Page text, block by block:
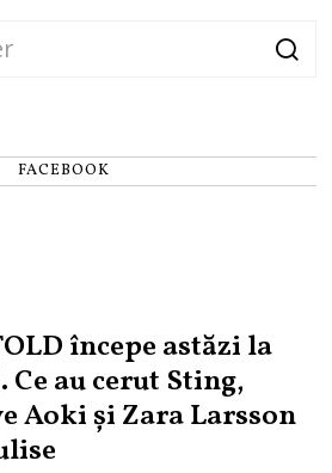
FACEBOOK
începe astăzi la
Ce au cerut Sting,
Aoki și Zara Larsson